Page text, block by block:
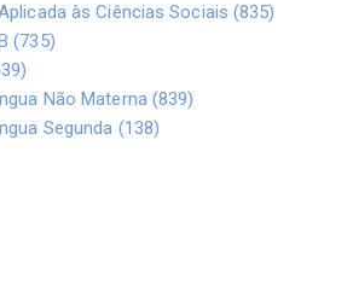
às Ciências Sociais (835)
(735)
Não Materna (839)
Segunda (138)